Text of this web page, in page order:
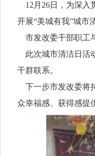
12月26日，为深入
开展“美城有我”城市
市发改委干部职工
此次城市清洁日活
干群联系。
下一步市发改委将
众幸福感、获得感提